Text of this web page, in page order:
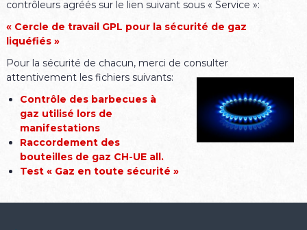
contrôleurs agréés sur le lien suivant sous « Service »:
« Cercle de travail GPL pour la sécurité de gaz
liquéfiés »
Pour la sécurité de chacun, merci de consulter
attentivement les fichiers suivants:
Contrôle des barbecues à
gaz utilisé lors de
manifestations
Raccordement des
bouteilles de gaz CH-UE all.
Test « Gaz en toute sécurité »